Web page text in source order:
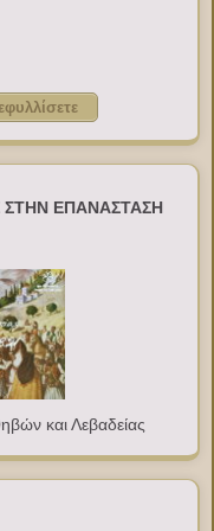
ΣΤΗΝ ΕΠΑΝΑΣΤΑΣΗ
και Λεβαδείας